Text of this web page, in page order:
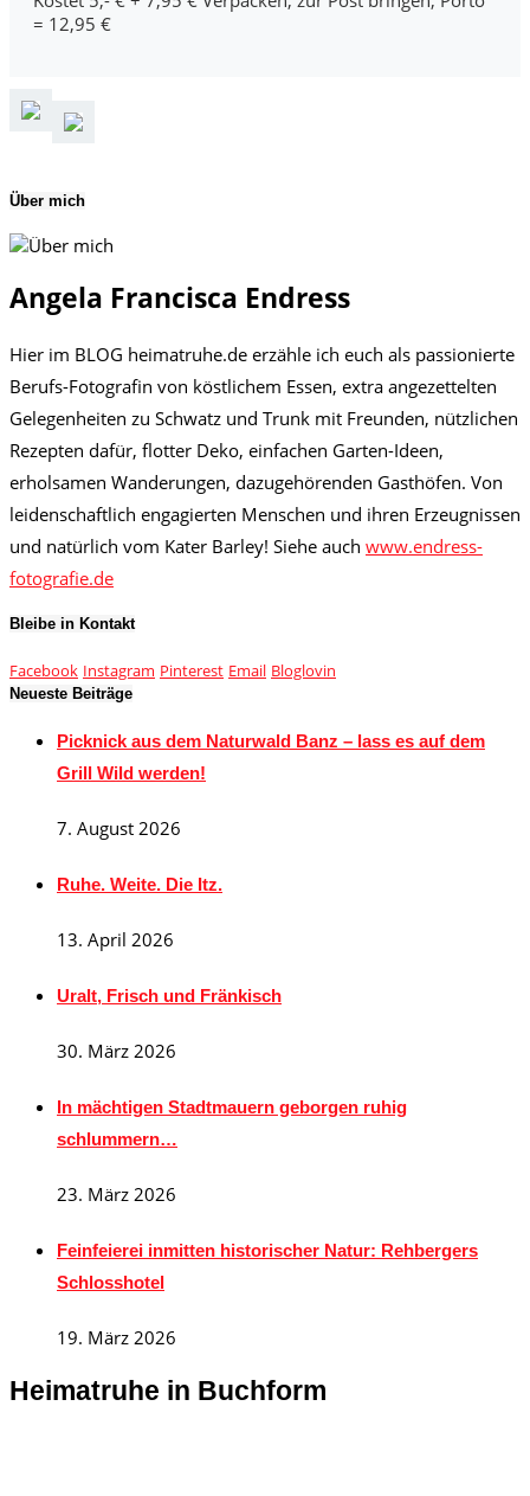
= 12,95 €
Über mich
Angela Francisca Endress
Hier im BLOG heimatruhe.de erzähle ich euch als passionierte
Berufs-Fotografin von köstlichem Essen, extra angezettelten
Gelegenheiten zu Schwatz und Trunk mit Freunden, nützlichen
Rezepten dafür, flotter Deko, einfachen Garten-Ideen,
erholsamen Wanderungen, dazugehörenden Gasthöfen. Von
leidenschaftlich engagierten Menschen und ihren Erzeugnissen
und natürlich vom Kater Barley! Siehe auch www.endress-
fotografie.de
Bleibe in Kontakt
Facebook Instagram Pinterest Email Bloglovin
Neueste Beiträge
Picknick aus dem Naturwald Banz – lass es auf dem
Grill Wild werden!
7. August 2026
Ruhe. Weite. Die Itz.
13. April 2026
Uralt, Frisch und Fränkisch
30. März 2026
In mächtigen Stadtmauern geborgen ruhig
schlummern…
23. März 2026
Feinfeierei inmitten historischer Natur: Rehbergers
Schlosshotel
19. März 2026
Heimatruhe in Buchform